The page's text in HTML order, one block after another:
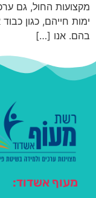
מקצועות החול, גם
ימות חייהם, כגון
בהם. אנו […]
מעוף אשדוד: